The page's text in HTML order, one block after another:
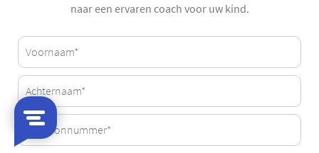
naar een ervaren coach voor uw kind.